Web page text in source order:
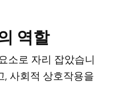
역할
소로 자리 잡았습니
, 사회적 상호작용을